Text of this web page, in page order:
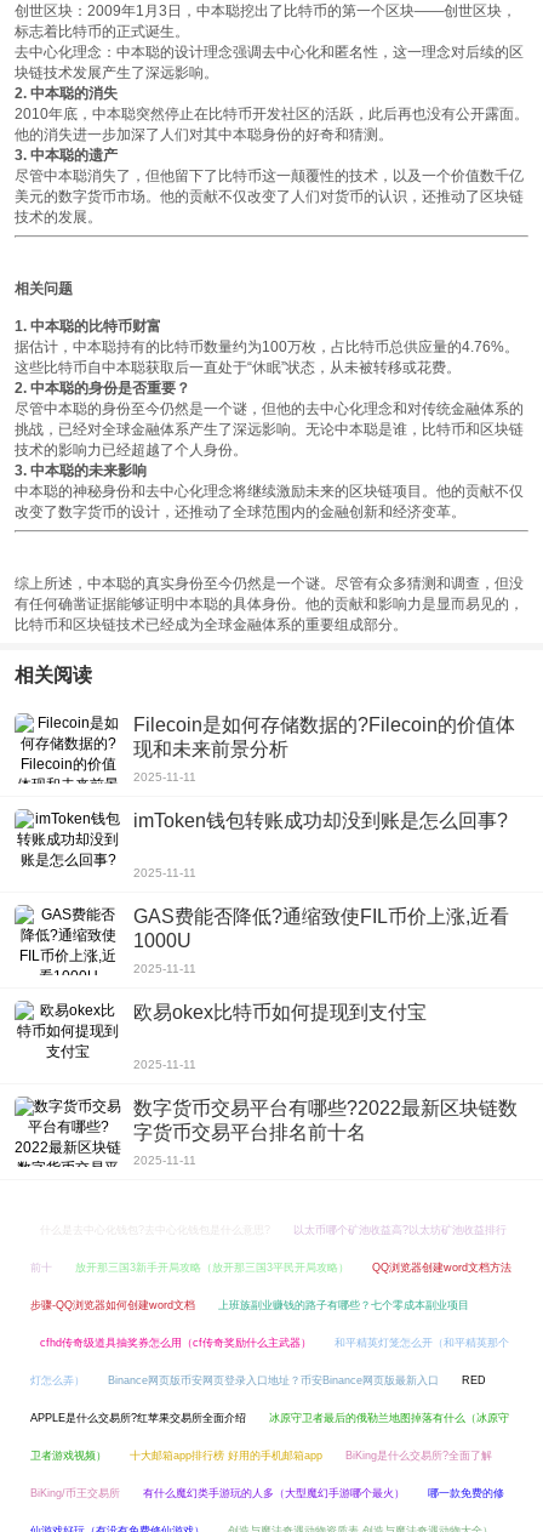
创世区块 ：2009年1月3日，中本聪挖出了比特币的第一个区块——创世区块，
标志着比特币的正式诞生。
去中心化理念 ：中本聪的设计理念强调去中心化和匿名性，这一理念对后续的区
块链技术发展产生了深远影响。
2. 中本聪的消失
2010年底，中本聪突然停止在比特币开发社区的活跃，此后再也没有公开露面。
他的消失进一步加深了人们对其中本聪身份的好奇和猜测。
3. 中本聪的遗产
尽管中本聪消失了，但他留下了比特币这一颠覆性的技术，以及一个价值数千亿
美元的数字货币市场。他的贡献不仅改变了人们对货币的认识，还推动了区块链
技术的发展。
相关问题
1. 中本聪的比特币财富
据估计，中本聪持有的比特币数量约为100万枚，占比特币总供应量的4.76%。
这些比特币自中本聪获取后一直处于“休眠”状态，从未被转移或花费。
2. 中本聪的身份是否重要？
尽管中本聪的身份至今仍然是一个谜，但他的去中心化理念和对传统金融体系的
挑战，已经对全球金融体系产生了深远影响。无论中本聪是谁，比特币和区块链
技术的影响力已经超越了个人身份。
3. 中本聪的未来影响
中本聪的神秘身份和去中心化理念将继续激励未来的区块链项目。他的贡献不仅
改变了数字货币的设计，还推动了全球范围内的金融创新和经济变革。
综上所述，中本聪的真实身份至今仍然是一个谜。尽管有众多猜测和调查，但没
有任何确凿证据能够证明中本聪的具体身份。他的贡献和影响力是显而易见的，
比特币和区块链技术已经成为全球金融体系的重要组成部分。
相关阅读
Filecoin是如何存储数据的?Filecoin的价值体
现和未来前景分析
2025-11-11
imToken钱包转账成功却没到账是怎么回事?
2025-11-11
GAS费能否降低?通缩致使FIL币价上涨,近看
1000U
2025-11-11
欧易okex比特币如何提现到支付宝
2025-11-11
数字货币交易平台有哪些?2022最新区块链数
字货币交易平台排名前十名
2025-11-11
以太币哪个矿池收益高?以太坊矿池收益排行
前十 放开那三国3新手开局攻略（放开那三国3平民开局攻略） QQ浏览器创建word文档方法
步骤-QQ浏览器如何创建word文档 上班族副业赚钱的路子有哪些？七个零成本副业项目
cfhd传奇级道具抽奖券怎么用（cf传奇奖励什么主武器） 和平精英灯笼怎么开（和平精英那个
灯怎么弄） Binance网页版币安网页登录入口地址？币安Binance网页版最新入口 RED
APPLE是什么交易所?红苹果交易所全面介绍 冰原守卫者最后的俄勒兰地图掉落有什么（冰原守
卫者游戏视频） 十大邮箱app排行榜 好用的手机邮箱app BiKing是什么交易所?全面了解
BiKing/币王交易所 有什么魔幻类手游玩的人多（大型魔幻手游哪个最火） 哪一款免费的修